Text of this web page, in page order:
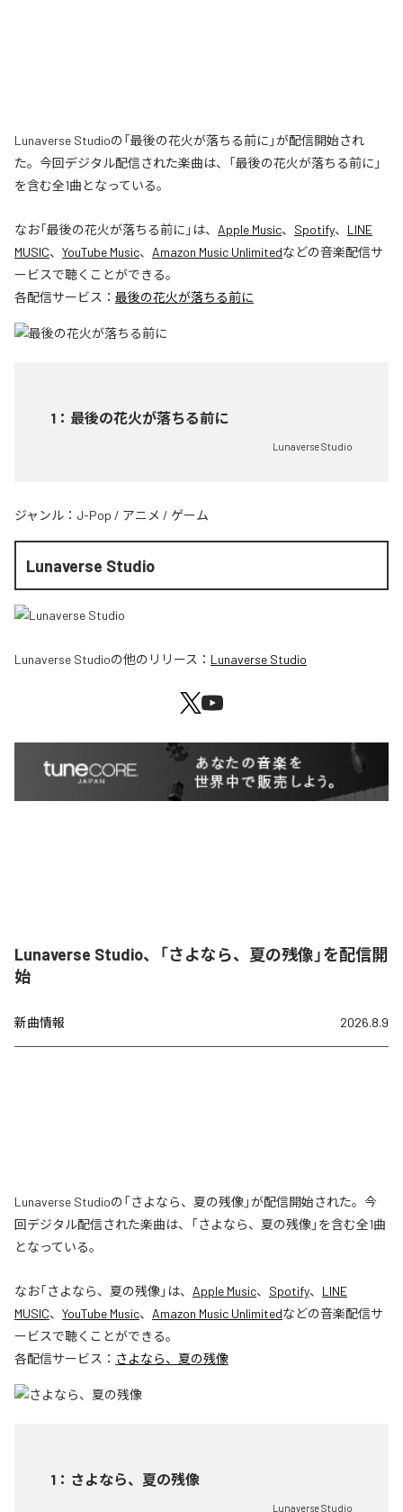
Lunaverse Studioの「最後の花火が落ちる前に」が配信開始され
た。今回デジタル配信された楽曲は、「最後の花火が落ちる前に」
を含む全1曲となっている。
なお「最後の花火が落ちる前に 」は、 Apple Music、 Spotify、 LINE
MUSIC、 YouTube Music、 Amazon Music Unlimitedなどの音楽配信サ
ービスで聴くことができる。
各配信サービス： 最後の花火が落ちる前に
1 ： 最後の花火が落ちる前に
Lunaverse Studio
ジャンル： J-Pop / アニメ / ゲーム
Lunaverse Studio
Lunaverse Studioの他のリリース： Lunaverse Studio
Lunaverse Studio、「さよなら、夏の残像」を配信開
始
新曲情報 2026.8.9
Lunaverse Studioの「さよなら、夏の残像」が配信開始された。今
回デジタル配信された楽曲は、「さよなら、夏の残像」を含む全1曲
となっている。
なお「さよなら、夏の残像」は、 Apple Music、 Spotify、 LINE
MUSIC、 YouTube Music、 Amazon Music Unlimitedなどの音楽配信サ
ービスで聴くことができる。
各配信サービス： さよなら、夏の残像
1 ： さよなら、夏の残像
Lunaverse Studio